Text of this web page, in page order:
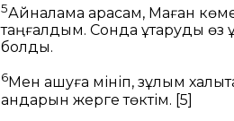
5Айналама қарасам, Маған
таңғалдым. Сонда құтқаруды өз
болды.
6Мен ашуға мініп, зұлым
қандарын жерге төктім. [5]